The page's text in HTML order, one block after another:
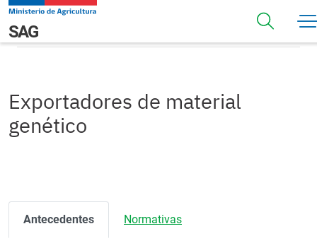
Pasar al contenido principal
Navegación principal
SAGExportadores de material genético
Exportadores de material
genético
Antecedentes Normativas